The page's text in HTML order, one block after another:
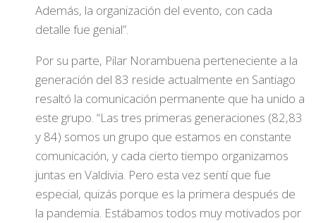
Además, la organización del evento, con cada
detalle fue genial”.
Por su parte, Pilar Norambuena perteneciente a la
generación del 83 reside actualmente en Santiago
resaltó la comunicación permanente que ha unido a
este grupo. “Las tres primeras generaciones (82,83
y 84) somos un grupo que estamos en constante
comunicación, y cada cierto tiempo organizamos
juntas en Valdivia. Pero esta vez sentí que fue
especial, quizás porque es la primera después de
la pandemia. Estábamos todos muy motivados por